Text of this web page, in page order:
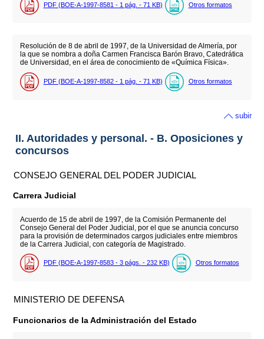
PDF (BOE-A-1997-8581 - 1 pág. - 71 KB) Otros formatos
Resolución de 8 de abril de 1997, de la Universidad de Almería, por
la que se nombra a doña Carmen Francisca Barón Bravo, Catedrática
de Universidad, en el área de conocimiento de «Química Física».
PDF (BOE-A-1997-8582 - 1 pág. - 71 KB) Otros formatos
subir
II. Autoridades y personal. - B. Oposiciones y
concursos
CONSEJO GENERAL DEL PODER JUDICIAL
Carrera Judicial
Acuerdo de 15 de abril de 1997, de la Comisión Permanente del
Consejo General del Poder Judicial, por el que se anuncia concurso
para la provisión de determinados cargos judiciales entre miembros
de la Carrera Judicial, con categoría de Magistrado.
PDF (BOE-A-1997-8583 - 3 págs. - 232 KB) Otros formatos
MINISTERIO DE DEFENSA
Funcionarios de la Administración del Estado